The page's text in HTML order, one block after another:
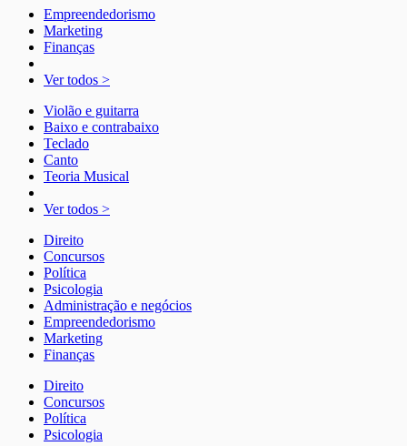
Empreendedorismo
Marketing
Finanças
Ver todos >
Violão e guitarra
Baixo e contrabaixo
Teclado
Canto
Teoria Musical
Ver todos >
Direito
Concursos
Política
Psicologia
Administração e negócios
Empreendedorismo
Marketing
Finanças
Direito
Concursos
Política
Psicologia